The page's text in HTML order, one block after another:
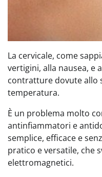
La cervicale, come
vertigini, alla nausea, e
contratture dovute allo
temperatura.
È un problema molto
antinfiammatori e
semplice, efficace e
pratico e versatile, che
elettromagnetici.